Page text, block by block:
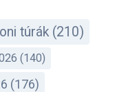
túrák (210)
(140)
(176)